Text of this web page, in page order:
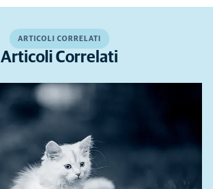
ARTICOLI CORRELATI
Articoli Correlati